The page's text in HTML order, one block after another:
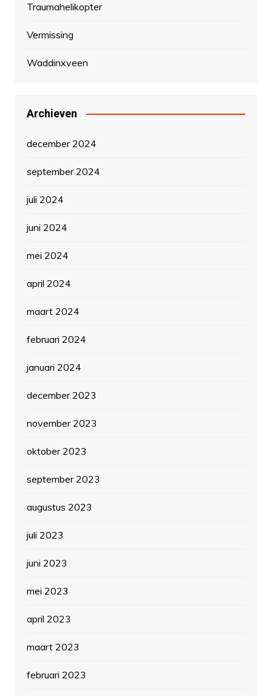
Traumahelikopter
Vermissing
Waddinxveen
Archieven
december 2024
september 2024
juli 2024
juni 2024
mei 2024
april 2024
maart 2024
februari 2024
januari 2024
december 2023
november 2023
oktober 2023
september 2023
augustus 2023
juli 2023
juni 2023
mei 2023
april 2023
maart 2023
februari 2023